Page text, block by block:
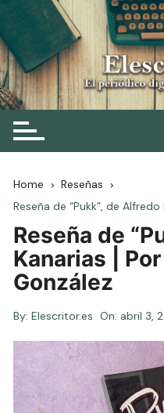
Skip
to
content
Elescritor.es
El periódico digital de los
Home
Reseñas
Reseña de “Pukk”, de
Reseña de
Kanarias |
González
By: Elescritor.es On: abril 3,